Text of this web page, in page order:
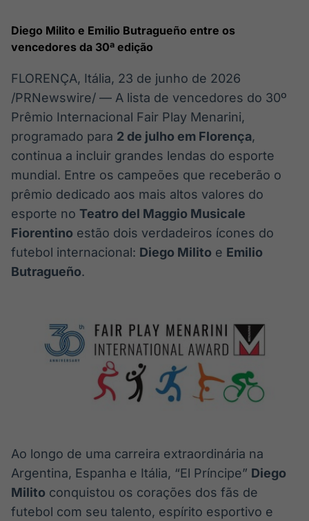
Tecnologia
Monitoramento
inteligente de
notícias e
conteúdos
plataforma para
analisar fundos
de investimento
Tokenização
Em breve
Crédito
Em breve
Diego Milito e Emilio Butragueño entre os
vencedores da 30ª edição
FLORENÇA, Itália, 23 de junho de 2026
/PRNewswire/ — A lista de vencedores do 30º
Prêmio Internacional Fair Play Menarini,
programado para 2 de julho em Florença,
continua a incluir grandes lendas do esporte
mundial. Entre os campeões que receberão o
prêmio dedicado aos mais altos valores do
esporte no Teatro del Maggio Musicale
Fiorentino estão dois verdadeiros ícones do
futebol internacional: Diego Milito e Emilio
Butragueño.
Ao longo de uma carreira extraordinária na
Argentina, Espanha e Itália, “El Príncipe” Diego
Milito conquistou os corações dos fãs de
futebol com seu talento, espírito esportivo e